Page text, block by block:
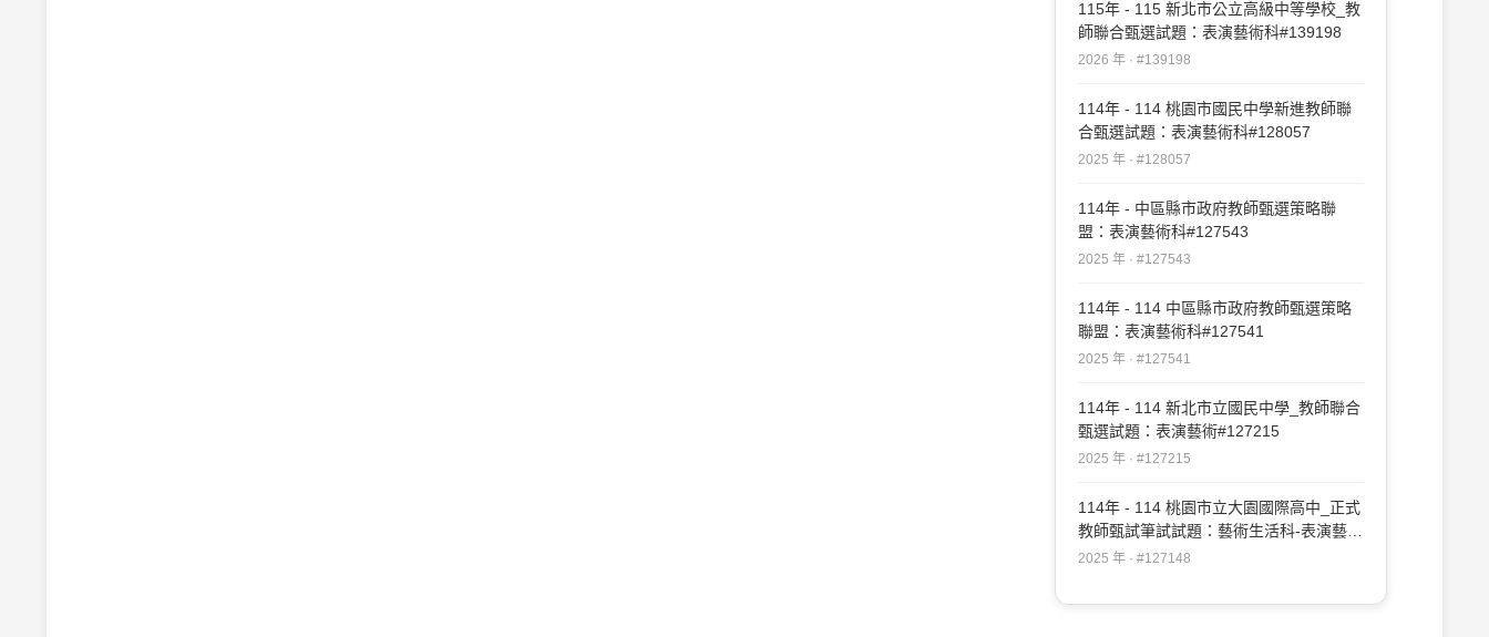
115年 - 115 新北市公立高級中等學校_教
師聯合甄選試題：表演藝術科#139198
2026 年 · #139198
114年 - 114 桃園市國民中學新進教師聯
合甄選試題：表演藝術科#128057
2025 年 · #128057
114年 - 中區縣市政府教師甄選策略聯
盟：表演藝術科#127543
2025 年 · #127543
114年 - 114 中區縣市政府教師甄選策略
聯盟：表演藝術科#127541
2025 年 · #127541
114年 - 114 新北市立國民中學_教師聯合
甄選試題：表演藝術#127215
2025 年 · #127215
114年 - 114 桃園市立大園國際高中_正式
教師甄試筆試試題：藝術生活科-表演藝術
專長#127148
2025 年 · #127148